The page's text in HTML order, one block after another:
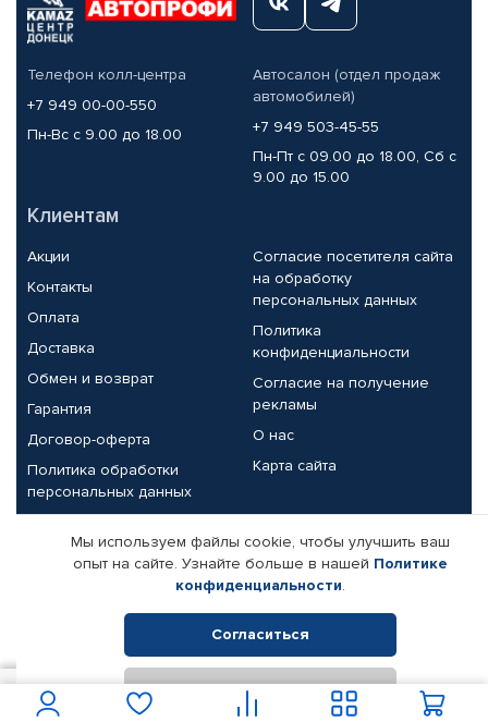
Телефон колл-центра
+7 949 00-00-550
Пн-Вс с 9.00 до 18.00
Автосалон (отдел продаж
автомобилей)
+7 949 503-45-55
Пн-Пт с 09.00 до 18.00, Сб с
9.00 до 15.00
Клиентам
Акции
Контакты
Оплата
Доставка
Обмен и возврат
Гарантия
Договор-оферта
Политика обработки
персональных данных
Согласие посетителя сайта
на обработку
персональных данных
Политика
конфиденциальности
Согласие на получение
рекламы
О нас
Карта сайта
Партнерам
Корпоративным клиентам
Поставщикам
Реквизиты компании
© КАМАЗ ЦЕНТР ДОНЕЦК, 2015-2026. Все права защищены.
Интернет-магазин автомобильных товаров Автопрофи.
Мы используем файлы cookie, чтобы улучшить ваш
опыт на сайте. Узнайте больше в нашей Политике
конфиденциальности.
Согласиться
Отклонить
В корзину